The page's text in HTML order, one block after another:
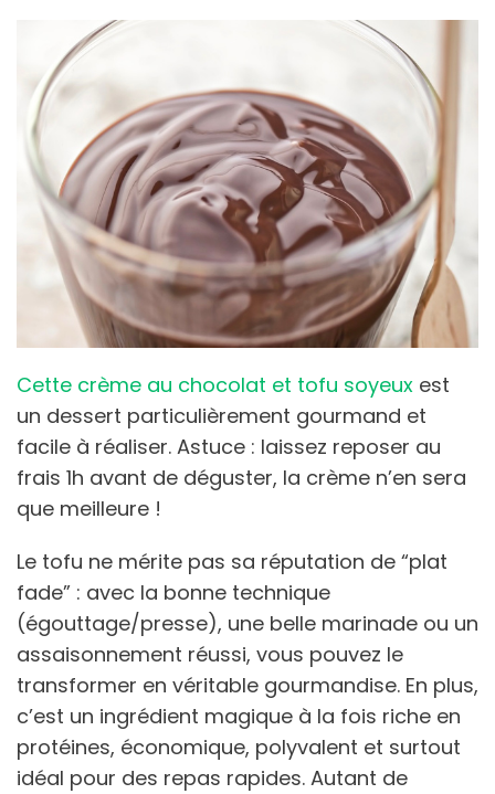
Cette crème au chocolat et tofu soyeux est
un dessert particulièrement gourmand et
facile à réaliser. Astuce : laissez reposer au
frais 1h avant de déguster, la crème n’en sera
que meilleure !
Le tofu ne mérite pas sa réputation de “plat
fade” : avec la bonne technique
(égouttage/presse), une belle marinade ou un
assaisonnement réussi, vous pouvez le
transformer en véritable gourmandise. En plus,
c’est un ingrédient magique à la fois riche en
protéines, économique, polyvalent et surtout
idéal pour des repas rapides. Autant de